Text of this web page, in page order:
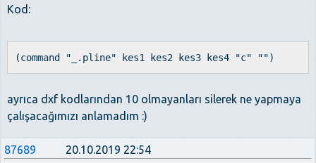
Kod:
(command "_.pline" kes1 kes2 kes3 kes4 "c" "")
ayrıca dxf kodlarından 10 olmayanları silerek ne yapmaya
çalışacağımızı anlamadım :)
87689 20.10.2019 22:54